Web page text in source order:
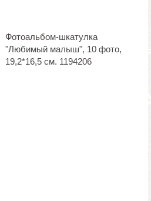
Фотоальбом-шкатулка
"Любимый малыш", 10 фото,
19,2*16,5 см. 1194206